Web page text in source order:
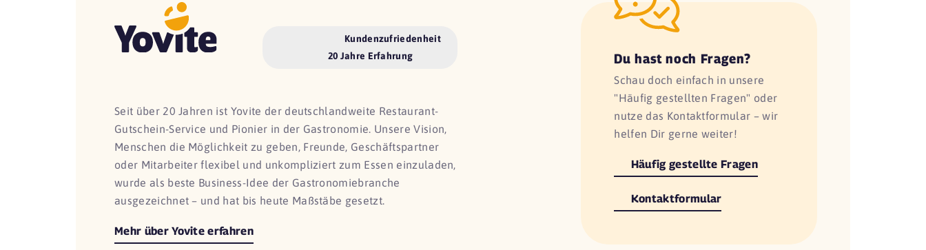
Kundenzufriedenheit
20 Jahre Erfahrung
Seit über 20 Jahren ist Yovite der deutschlandweite Restaurant-
Gutschein-Service und Pionier in der Gastronomie. Unsere Vision,
Menschen die Möglichkeit zu geben, Freunde, Geschäftspartner
oder Mitarbeiter flexibel und unkompliziert zum Essen einzuladen,
wurde als beste Business-Idee der Gastronomiebranche
ausgezeichnet – und hat bis heute Maßstäbe gesetzt.
Mehr über Yovite erfahren
Du hast noch Fragen?
Schau doch einfach in unsere
"Häufig gestellten Fragen" oder
nutze das Kontaktformular – wir
helfen Dir gerne weiter!
Häufig gestellte Fragen
Kontaktformular